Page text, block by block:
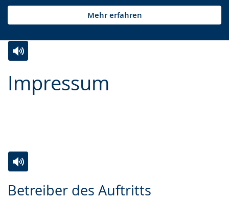
Mehr erfahren
Impressum
Leichten
Sprache
Audio-
Unterstützung.
Video
angezeigt.
Betreiber des Auftritts
Leichten
Audio-
Video